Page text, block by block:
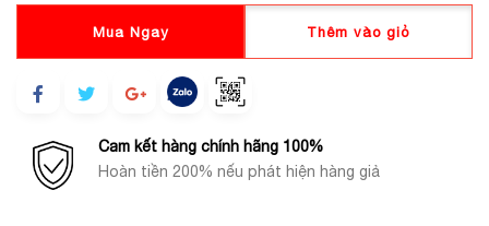
Mua Ngay Thêm vào giỏ
Cam kết hàng chính hãng 100%
Hoàn tiền 200% nếu phát hiện hàng giả